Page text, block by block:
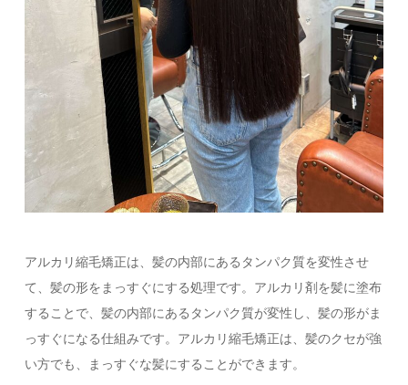
アルカリ縮毛矯正は、髪の内部にあるタンパク質を変性させ
て、髪の形をまっすぐにする処理です。アルカリ剤を髪に塗布
することで、髪の内部にあるタンパク質が変性し、髪の形がま
っすぐになる仕組みです。アルカリ縮毛矯正は、髪のクセが強
い方でも、まっすぐな髪にすることができます。